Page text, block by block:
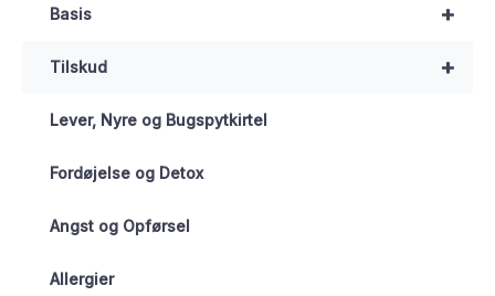
+
Basis
+
Tilskud
Lever, Nyre og Bugspytkirtel
Fordøjelse og Detox
Angst og Opførsel
Allergier